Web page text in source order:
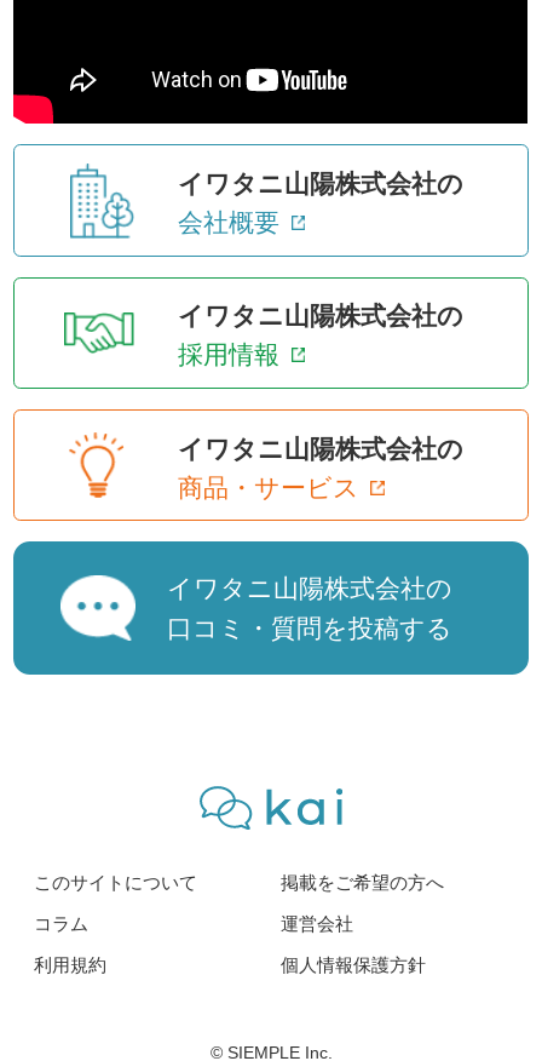
イワタニ山陽株式会社の
会社概要
イワタニ山陽株式会社の
採用情報
イワタニ山陽株式会社の
商品・サービス
イワタニ山陽株式会社の
口コミ・質問を投稿する
このサイトについて
掲載をご希望の方へ
コラム
運営会社
利用規約
個人情報保護方針
© SIEMPLE Inc.